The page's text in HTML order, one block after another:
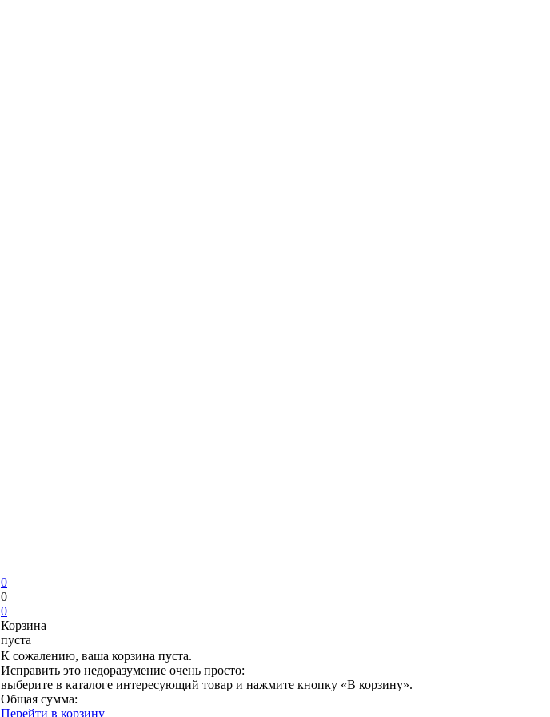
0
0
0
Корзина
пуста
К сожалению, ваша корзина пуста.
Исправить это недоразумение очень просто:
выберите в каталоге интересующий товар и нажмите кнопку «В корзину».
Общая сумма:
Перейти в корзину